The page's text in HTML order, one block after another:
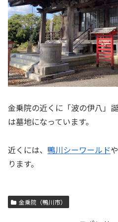
金乗院の近くに「波の伊八」
は墓地になっています。
近くには、 鴨川シーワールドや
ります。
金乗院（鴨川市）